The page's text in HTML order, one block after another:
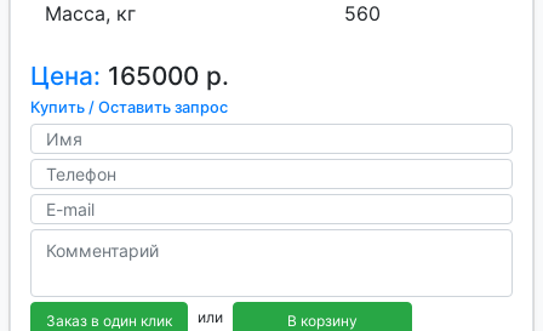
Масса, кг 560
Цена: 165000 р.
Купить / Оставить запрос
Заказ в один клик или В корзину